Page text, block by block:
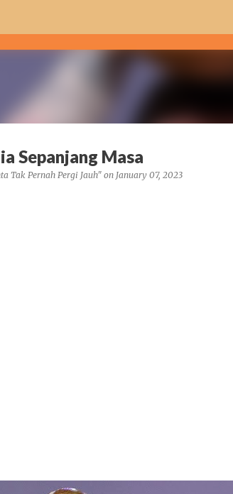
Sepanjang Masa
Tak Pernah Pergi Jauh" on January 07, 2023